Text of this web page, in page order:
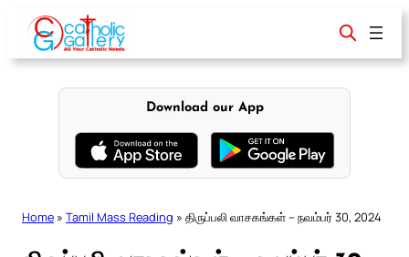
content
Download our App
Home » Tamil Mass Reading » திருப்பலி வாசகங்கள் – நவம்பர் 30, 2024